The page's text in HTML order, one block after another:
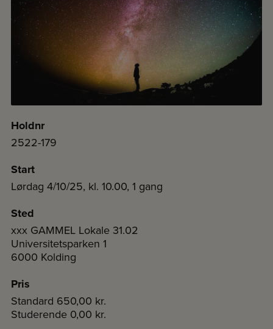
Holdnr
2522-179
Start
Lørdag 4/10/25, kl. 10.00, 1 gang
Sted
xxx GAMMEL Lokale 31.02
Universitetsparken 1
6000 Kolding
Pris
Standard 650,00 kr.
Studerende 0,00 kr.